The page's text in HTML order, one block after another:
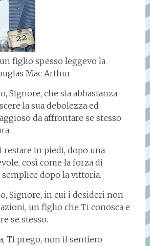
figlio spesso leggevo la
Mac Arthur
Signore, che sia abbastanza
la sua debolezza ed
da affrontare se stesso
restare in piedi, dopo una
così come la forza di
dopo la vittoria.
Signore, in cui i desideri non
un figlio che Ti conosca e
se stesso.
Ti prego, non il sentiero